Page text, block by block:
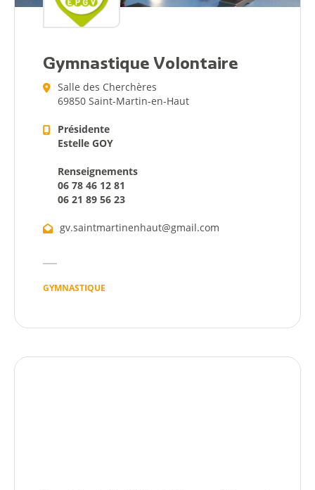
Gymnastique Volontaire
Salle des Cherchères
69850 Saint-Martin-en-Haut
Présidente
Estelle GOY
Renseignements
06 78 46 12 81
06 21 89 56 23
gv.saintmartinenhaut@gmail.com
GYMNASTIQUE